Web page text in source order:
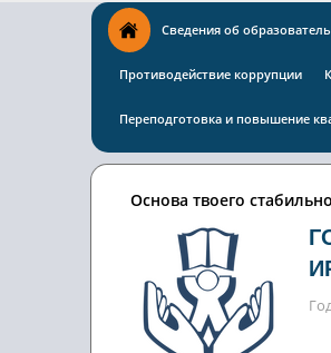
Сведения об
Противодействие коррупции
Переподготовка и повышение
Основа твоего